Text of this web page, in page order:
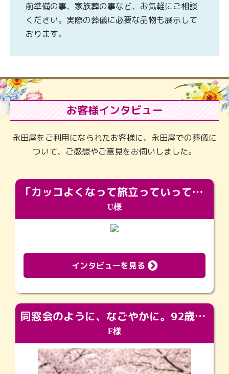
前準備の事、家族葬の事など、お気軽にご相談
ください。実際の葬儀に必要な品物も展示して
おります。
お客様インタビュー
永田屋をご利用になられたお客様に、永田屋での葬儀に
ついて、ご感想やご意見をお伺いしました。
「カッコよくなって旅立っていってくれました（笑）もっとカッコいいって言ってあげればよかったな」
U様
インタビューを見る
同窓会のように、なごやかに。92歳の旅立ちを彩った、再会と感謝の場
F様